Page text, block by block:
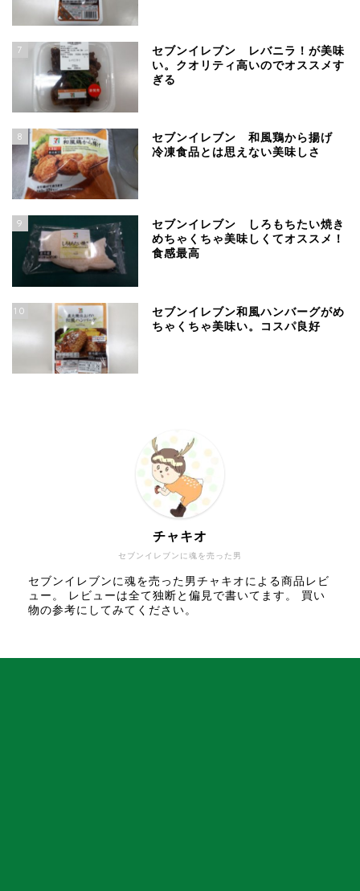
7
セブンイレブン レバニラ！が美味
い。クオリティ高いのでオススメす
ぎる
8
セブンイレブン 和風鶏から揚げ
冷凍食品とは思えない美味しさ
9
セブンイレブン しろもちたい焼き
めちゃくちゃ美味しくてオススメ！
食感最高
10
セブンイレブン和風ハンバーグがめ
ちゃくちゃ美味い。コスパ良好
セブンイレブンに魂を売った男
チャキオ
セブンイレブンに魂を売った男チャキオによる商品レビ
ュー。 レビューは全て独断と偏見で書いてます。 買い
物の参考にしてみてください。